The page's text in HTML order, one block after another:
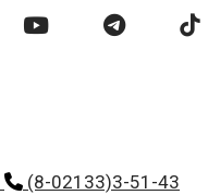
(8-02133)3-51-43